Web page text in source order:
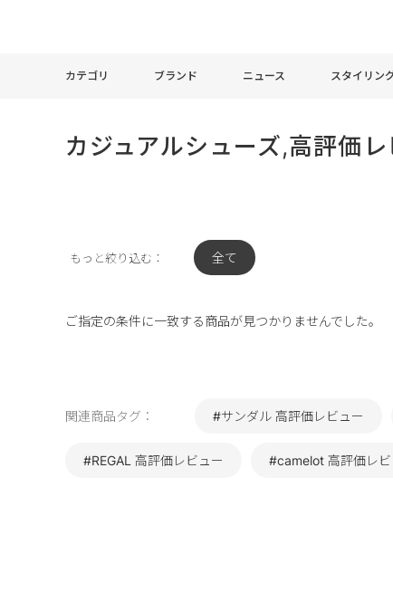
カテゴリ ブランド ニュース スタイリン
カジュアルシューズ,高評価
もっと絞り込む： 全て
ご指定の条件に一致する商品が見つかりませんでした。
関連商品タグ： #サンダル 高評価レビュー
#REGAL 高評価レビュー #camelot 高評価レビ